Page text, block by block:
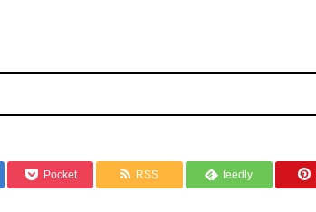
Pocket RSS feedly